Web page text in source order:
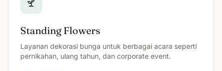
Standing Flowers
Layanan dekorasi bunga untuk berbagai acara seperti
pernikahan, ulang tahun, dan corporate event.